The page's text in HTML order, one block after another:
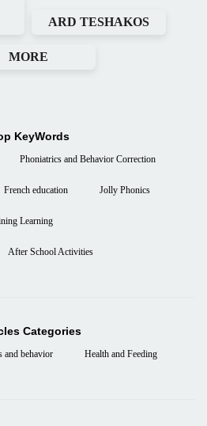
ARD TESHAKOS
MORE
KeyWords
Phoniatrics and Behavior Correction
French education Jolly Phonics
Learning
After School Activities
Categories
and behavior Health and Feeding